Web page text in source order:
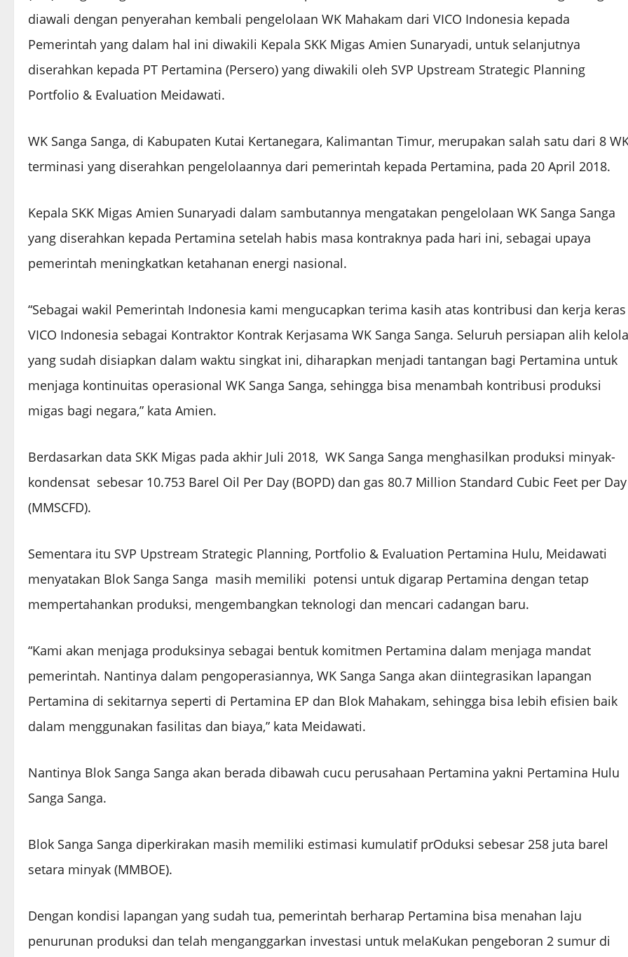
diawali dengan penyerahan kembali pengelolaan WK Mahakam dari VICO Indonesia kepada
Pemerintah yang dalam hal ini diwakili Kepala SKK Migas Amien Sunaryadi, untuk selanjutnya
diserahkan kepada PT Pertamina (Persero) yang diwakili oleh SVP Upstream Strategic Planning
Portfolio & Evaluation Meidawati.
WK Sanga Sanga, di Kabupaten Kutai Kertanegara, Kalimantan Timur, merupakan salah satu dari 8
terminasi yang diserahkan pengelolaannya dari pemerintah kepada Pertamina, pada 20 April 2018.
Kepala SKK Migas Amien Sunaryadi dalam sambutannya mengatakan pengelolaan WK Sanga Sanga
yang diserahkan kepada Pertamina setelah habis masa kontraknya pada hari ini, sebagai upaya
pemerintah meningkatkan ketahanan energi nasional.
“Sebagai wakil Pemerintah Indonesia kami mengucapkan terima kasih atas kontribusi dan kerja keras
VICO Indonesia sebagai Kontraktor Kontrak Kerjasama WK Sanga Sanga. Seluruh persiapan alih kelola
yang sudah disiapkan dalam waktu singkat ini, diharapkan menjadi tantangan bagi Pertamina untuk
menjaga kontinuitas operasional WK Sanga Sanga, sehingga bisa menambah kontribusi produksi
migas bagi negara,” kata Amien.
Berdasarkan data SKK Migas pada akhir Juli 2018, WK Sanga Sanga menghasilkan produksi minyak-
kondensat sebesar 10.753 Barel Oil Per Day (BOPD) dan gas 80.7 Million Standard Cubic Feet per Day
(MMSCFD).
Sementara itu SVP Upstream Strategic Planning, Portfolio & Evaluation Pertamina Hulu, Meidawati
menyatakan Blok Sanga Sanga masih memiliki potensi untuk digarap Pertamina dengan tetap
mempertahankan produksi, mengembangkan teknologi dan mencari cadangan baru.
“Kami akan menjaga produksinya sebagai bentuk komitmen Pertamina dalam menjaga mandat
pemerintah. Nantinya dalam pengoperasiannya, WK Sanga Sanga akan diintegrasikan lapangan
Pertamina di sekitarnya seperti di Pertamina EP dan Blok Mahakam, sehingga bisa lebih efisien baik
dalam menggunakan fasilitas dan biaya,” kata Meidawati.
Nantinya Blok Sanga Sanga akan berada dibawah cucu perusahaan Pertamina yakni Pertamina Hulu
Sanga Sanga.
Blok Sanga Sanga diperkirakan masih memiliki estimasi kumulatif prOduksi sebesar 258 juta barel
setara minyak (MMBOE).
Dengan kondisi lapangan yang sudah tua, pemerintah berharap Pertamina bisa menahan laju
penurunan produksi dan telah menganggarkan investasi untuk melaKukan pengeboran 2 sumur di